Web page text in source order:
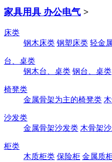
家具用具 办公电气 >
床类
钢木床类 钢塑床类 轻金
台、桌类
钢木台、桌类 钢台、桌类
椅凳类
金属骨架为主的椅凳类
沙发类
金属骨架沙发类 木骨架
柜类
木质柜类 保险柜 金属质